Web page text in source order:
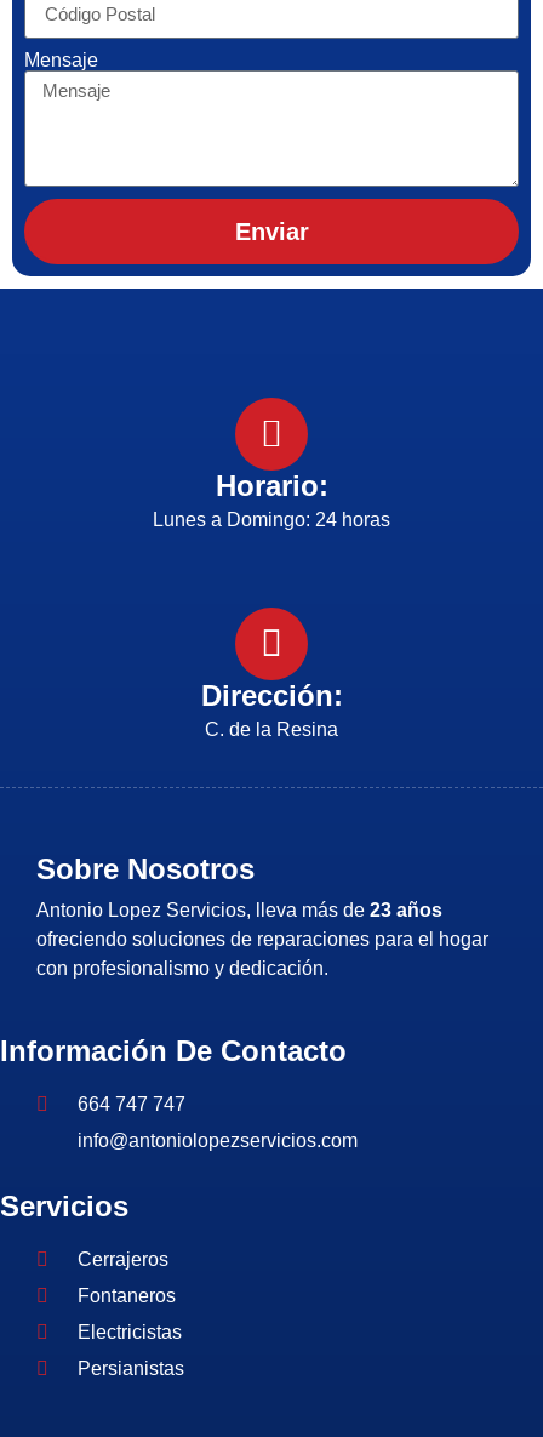
Mensaje
Enviar
Horario:
Lunes a Domingo: 24 horas
Dirección:
C. de la Resina
Sobre Nosotros
Antonio Lopez Servicios, lleva más de 23 años
ofreciendo soluciones de reparaciones para el hogar
con profesionalismo y dedicación.
Información De Contacto
664 747 747
info@antoniolopezservicios.com
Servicios
Cerrajeros
Fontaneros
Electricistas
Persianistas